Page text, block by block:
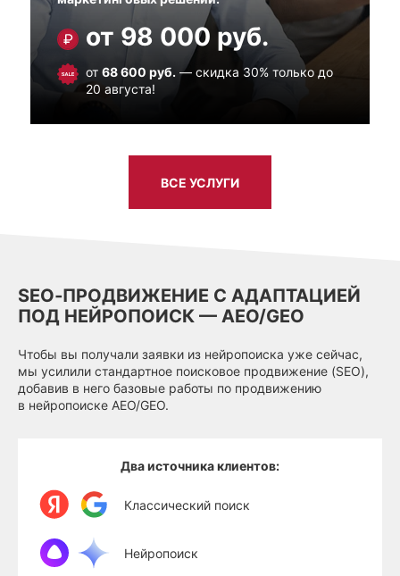
от 98 000 руб.
от 68 600 руб. — скидка 30% только до
20 августа!
ВСЕ УСЛУГИ
SEO‑ПРОДВИЖЕНИЕ С АДАПТАЦИЕЙ
ПОД НЕЙРОПОИСК — AEO/GEO
Чтобы вы получали заявки из нейропоиска уже сейчас,
мы усилили стандартное поисковое продвижение (SEO),
добавив в него базовые работы по продвижению
в нейропоиске AEO/GEO.
Два источника клиентов:
Классический поиск
Нейропоиск